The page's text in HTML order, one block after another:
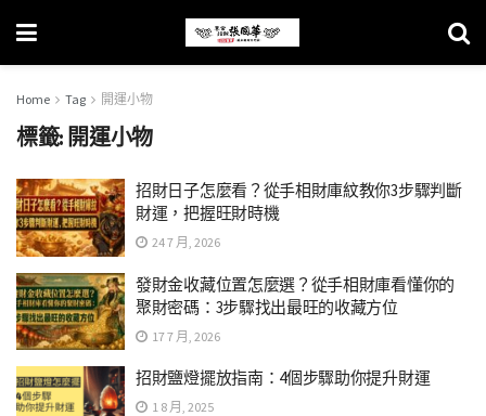
Home Tag 開運小物
標籤: 開運小物
招財日子怎麼看？從手相財庫紋教你3步驟判斷
財運，把握旺財時機
24 7 月, 2026
發財金收藏位置怎麼選？從手相財庫看懂你的
聚財密碼：3步驟找出最旺的收藏方位
17 7 月, 2026
招財鹽燈擺放指南：4個步驟助你提升財運
1 8 月, 2025